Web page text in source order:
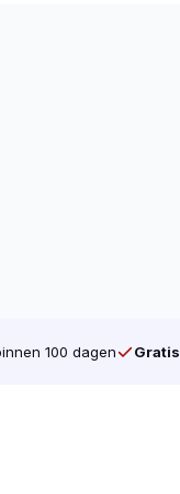
100 dagen Gratis